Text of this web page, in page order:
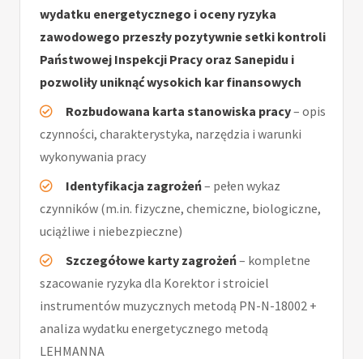
wydatku energetycznego i oceny ryzyka
zawodowego przeszły pozytywnie setki kontroli
Państwowej Inspekcji Pracy oraz Sanepidu i
pozwoliły uniknąć wysokich kar finansowych
Rozbudowana karta stanowiska pracy– opis
czynności, charakterystyka, narzędzia i warunki
wykonywania pracy
Identyfikacja zagrożeń– pełen wykaz
czynników (m.in. fizyczne, chemiczne, biologiczne,
uciążliwe i niebezpieczne)
Szczegółowe karty zagrożeń– kompletne
szacowanie ryzyka dla Korektor i stroiciel
instrumentów muzycznych metodą PN-N-18002 +
analiza wydatku energetycznego metodą
LEHMANNA